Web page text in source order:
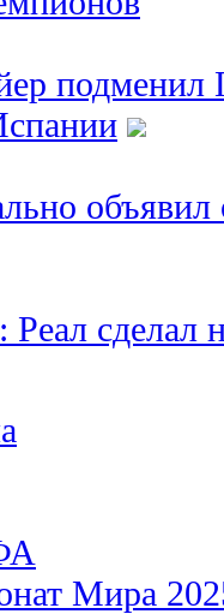
подменил
объявил
Реал сделал
Мира